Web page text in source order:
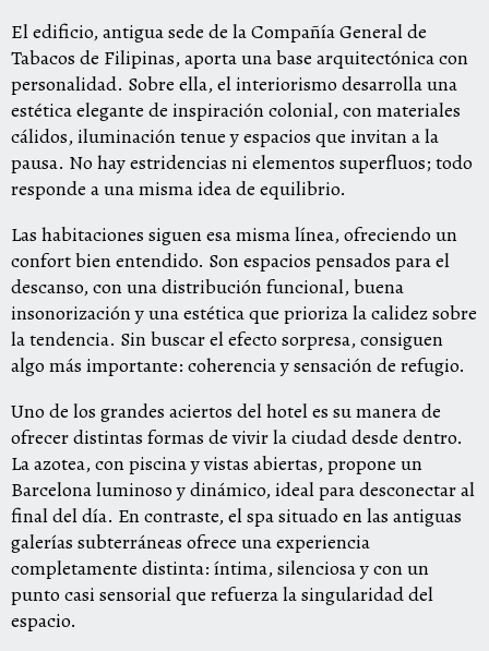
El edificio, antigua sede de la Compañía General de
Tabacos de Filipinas, aporta una base arquitectónica con
personalidad. Sobre ella, el interiorismo desarrolla una
estética elegante de inspiración colonial, con materiales
cálidos, iluminación tenue y espacios que invitan a la
pausa. No hay estridencias ni elementos superfluos; todo
responde a una misma idea de equilibrio.
Las habitaciones siguen esa misma línea, ofreciendo un
confort bien entendido. Son espacios pensados para el
descanso, con una distribución funcional, buena
insonorización y una estética que prioriza la calidez sobre
la tendencia. Sin buscar el efecto sorpresa, consiguen
algo más importante: coherencia y sensación de refugio.
Uno de los grandes aciertos del hotel es su manera de
ofrecer distintas formas de vivir la ciudad desde dentro.
La azotea, con piscina y vistas abiertas, propone un
Barcelona luminoso y dinámico, ideal para desconectar al
final del día. En contraste, el spa situado en las antiguas
galerías subterráneas ofrece una experiencia
completamente distinta: íntima, silenciosa y con un
punto casi sensorial que refuerza la singularidad del
espacio.